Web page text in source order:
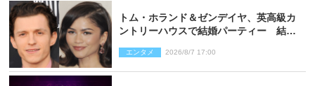
トム・ホランド＆ゼンデイヤ、英高級カ
ントリーハウスで結婚パーティー 結婚
エンタメ 2026/8/7 17:00